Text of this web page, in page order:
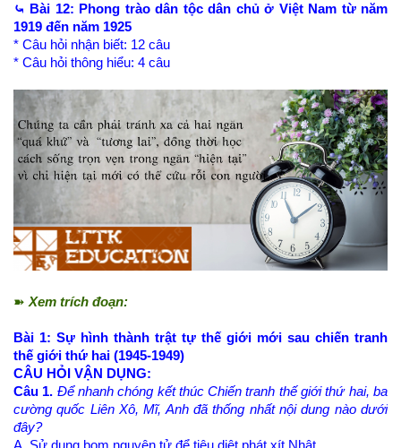
⤿ Bài 12: Phong trào dân tộc dân chủ ở Việt Nam từ năm
1919 đến năm 1925
* Câu hỏi nhận biết: 12 câu
* Câu hỏi thông hiểu: 4 câu
➽ Xem trích đoạn:
Bài 1: Sự hình thành trật tự thế giới mới sau chiến tranh
thế giới thứ hai (1945-1949)
CÂU HỎI VẬN DỤNG:
Câu 1. Để nhanh chóng kết thúc Chiến tranh thế giới thứ hai, ba
cường quốc Liên Xô, Mĩ, Anh đã thống nhất nội dung nào dưới
đây?